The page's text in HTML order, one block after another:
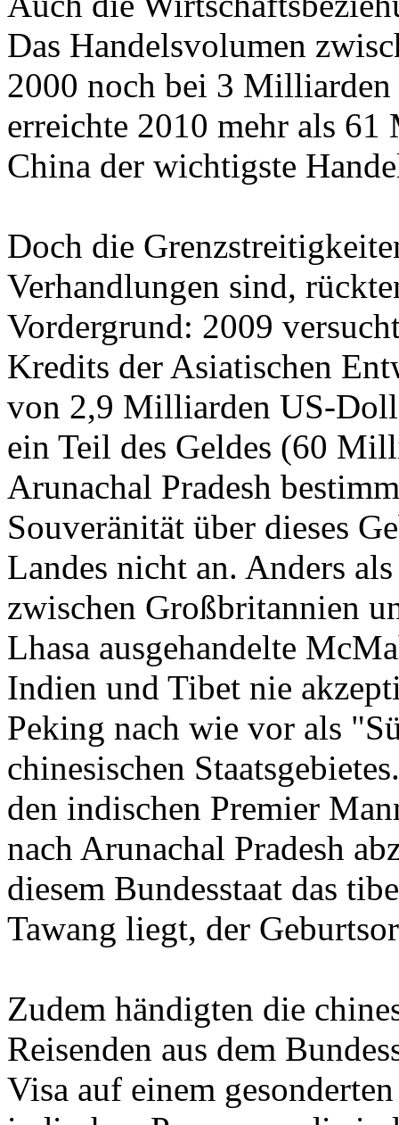
Das Handelsvolumen
2000 noch bei 3
erreichte 2010 mehr als
China der wichtigste
Doch die
Verhandlungen sind,
Vordergrund: 2009
Kredits der Asiatischen
von 2,9 Milliarden US-
ein Teil des Geldes (60
Arunachal Pradesh
Souveränität über dieses
Landes nicht an. Anders
zwischen Großbritannien
Lhasa ausgehandelte
Indien und Tibet nie
Peking nach wie vor als
chinesischen
den indischen Premier
nach Arunachal Pradesh
diesem Bundesstaat das
Tawang liegt, der
Zudem händigten die
Reisenden aus dem
Visa auf einem